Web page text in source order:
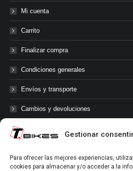
Gestionar
Para ofrecer las mejores experiencias,
cookies para almacenar y/o acceder a la
Mi cuenta
Carrito
Finalizar compra
Condiciones generales
Envíos y transporte
Cambios y devoluciones
@tbikes.cat #tbikes